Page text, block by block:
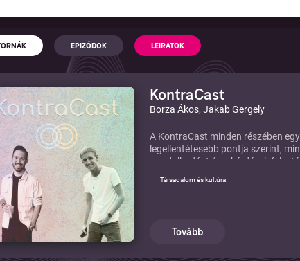
EPIZÓDOK LEIRATOK
KontraCast
Borza Ákos, Jakab Gergely
A KontraCast minden részében
legellentétesebb pontja szerint,
gondolkodást és a kérdések
Társadalom és kultúra
Tovább